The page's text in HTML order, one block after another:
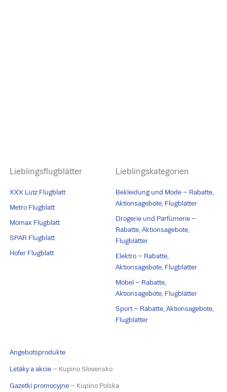
Lieblingsflugblätter
XXX Lutz Flugblatt
Metro Flugblatt
Mömax Flugblatt
SPAR Flugblatt
Hofer Flugblatt
Lieblingskategorien
Bekleidung und Mode – Rabatte,
Aktionsagebote, Flugblätter
Drogerie und Parfümerie –
Rabatte, Aktionsagebote,
Flugblätter
Elektro – Rabatte,
Aktionsagebote, Flugblätter
Möbel – Rabatte,
Aktionsagebote, Flugblätter
Sport – Rabatte, Aktionsagebote,
Flugblätter
Angebotsprodukte
Letáky a akcie – Kupino Slovensko
Gazetki promocyjne – Kupino Polska